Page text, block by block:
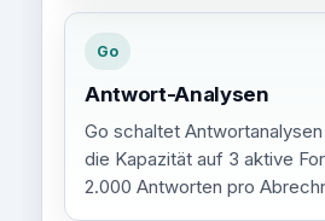
Go
Antwort-Analysen
Go schaltet
die Kapazität auf 3 aktive
2.000 Antworten pro